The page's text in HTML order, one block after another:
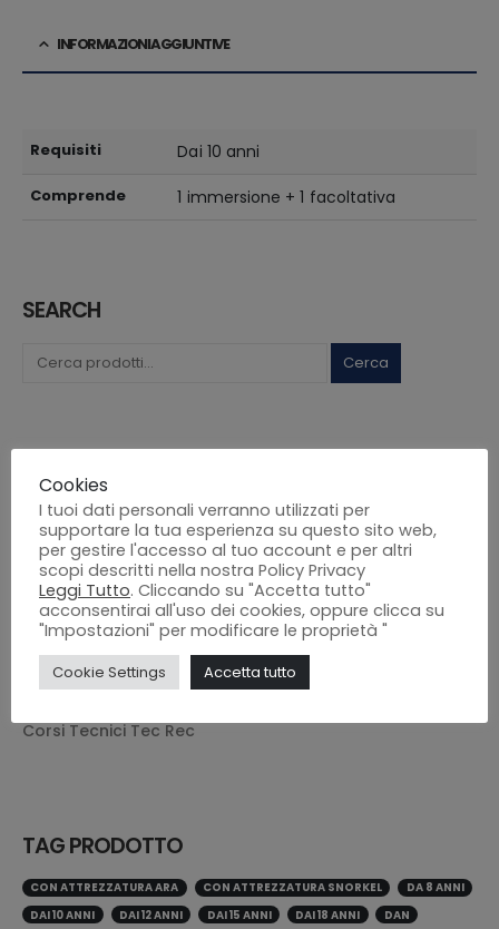
INFORMAZIONI AGGIUNTIVE
Requisiti Dai 10 anni
Comprende 1 immersione + 1 facoltativa
SEARCH
Cerca
CATEGORIE PRODOTTO
Corsi Professionali
Corsi Ricreativi
Corsi avanzati
Corsi di specialità
Corsi principianti
Corsi Tecnici Tec Rec
TAG PRODOTTO
CON ATTREZZATURA ARA CON ATTREZZATURA SNORKEL
DA 8 ANNI
DAI 10 ANNI
DAI 12 ANNI DAI 15 ANNI DAI 18 ANNI
DAN
Cookies
I tuoi dati personali verranno utilizzati per
supportare la tua esperienza su questo sito web,
per gestire l'accesso al tuo account e per altri
scopi descritti nella nostra Policy Privacy
Leggi Tutto. Cliccando su "Accetta tutto"
acconsentirai all'uso dei cookies, oppure clicca su
"Impostazioni" per modificare le proprietà "
Cookie Settings Accetta tutto